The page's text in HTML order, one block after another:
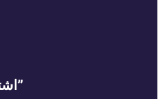
اشترك في النشرة الإخبارية”